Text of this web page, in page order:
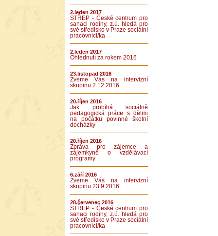
2.leden 2017
STŘEP - České centrum pro
sanaci rodiny, z.ú. hledá pro
své středisko v Praze sociální
pracovnici/ka
2.leden 2017
Ohlédnutí za rokem 2016
23.listopad 2016
Zveme Vás na intervizní
skupinu 2.12.2016
20.říjen 2016
Jak probíhá sociálně
pedagogická práce s dětmi
na počátku povinné školní
docházky
20.říjen 2016
Zpráva pro zájemce a
zájemkyně o vzdělávací
programy
6.září 2016
Zveme Vás na intervizní
skupinu 23.9.2016
28.červenec 2016
STŘEP - České centrum pro
sanaci rodiny, z.ú. hledá pro
své středisko v Praze sociální
pracovnici/ka